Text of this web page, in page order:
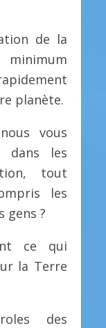
de la
minimum
planète.
vous
dans les
tout
les
gens ?
ce qui
la Terre
des